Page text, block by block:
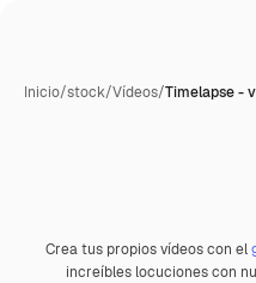
Inicio/stock/Vídeos/Timelapse -
Premium
Crea tus propios vídeos con el
increíbles locuciones con